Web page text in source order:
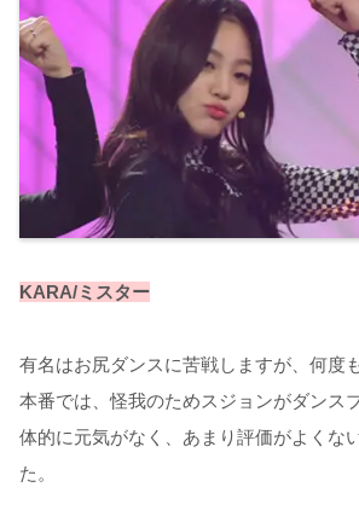
KARA/ミスター
有名はお尻ダンスに苦戦しますが、何度
本番では、怪我のためスジョンがダンス
体的に元気がなく、あまり評価がよくな
た。